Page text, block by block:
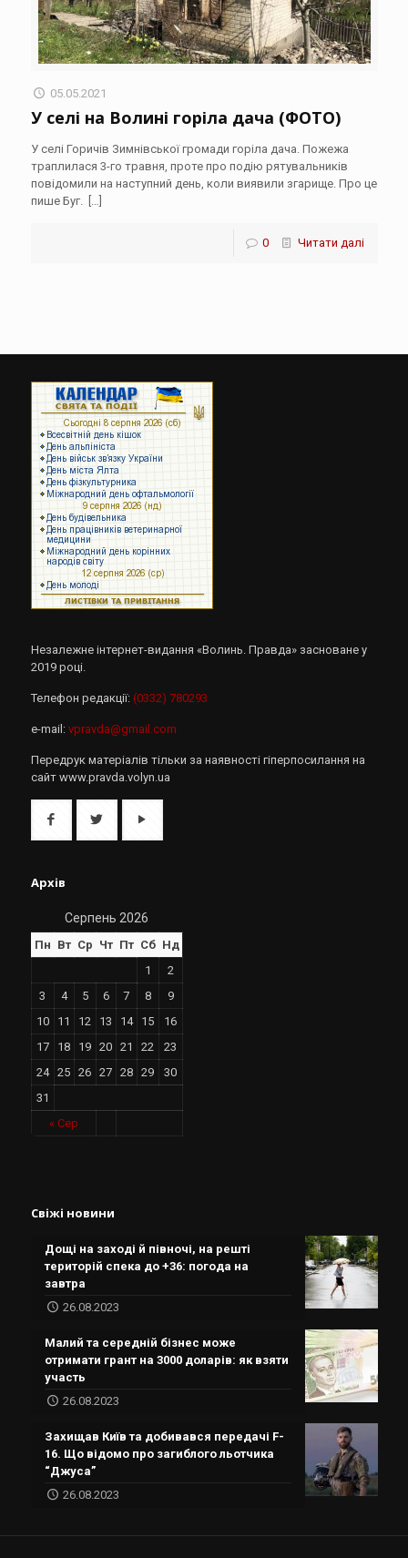
05.05.2021
У селі на Волині горіла дача (ФОТО)
У селі Горичів Зимнівської громади горіла дача. Пожежа
траплилася 3-го травня, проте про подію рятувальників
повідомили на наступний день, коли виявили згарище. Про це
пише Буг.
[…]
0 Читати далі
Незалежне інтернет-видання «Волинь. Правда» засноване у
2019 році.
Телефон редакції: (0332) 780293
e-mail: vpravda@gmail.com
Передрук матеріалів тільки за наявності гіперпосилання на
сайт www.pravda.volyn.ua
Архів
Серпень 2026
Пн Вт Ср Чт Пт Сб Нд
« Сер
1
2
3
4 5 6 7 8
9
10
11 12 13 14 15
16
17
18 19 20 21 22
23
24
25 26 27 28 29
30
31
Свіжі новини
Дощі на заході й півночі, на решті
територій спека до +36: погода на
завтра
26.08.2023
Малий та середній бізнес може
отримати грант на 3000 доларів: як взяти
участь
26.08.2023
Захищав Київ та добивався передачі F-
16. Що відомо про загиблого льотчика
“Джуса”
26.08.2023